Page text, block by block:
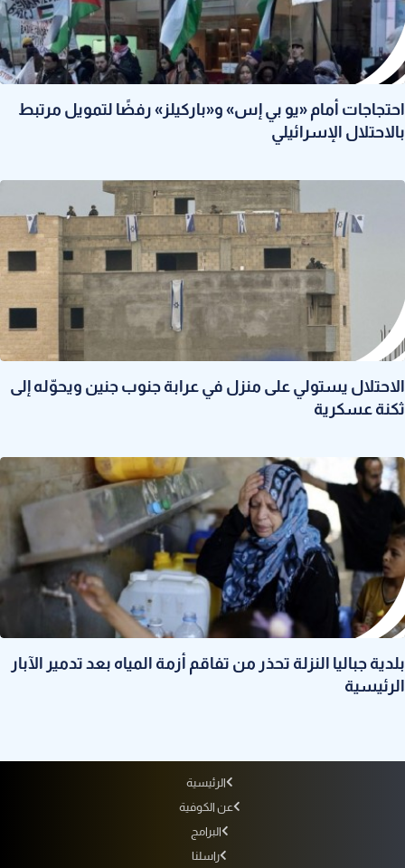
احتجاجات أمام «يو بي إس» و«باركيلز» رفضًا لتمويل مرتبط
بالاحتلال الإسرائيلي
الاحتلال يستولي على منزل في عرابة جنوب جنين ويحوّله إلى
ثكنة عسكرية
بلدية جباليا النزلة تحذر من تفاقم أزمة المياه بعد تدمير الآبار
الرئيسية
الرئيسية
عن الكوفية
البرامج
راسلنا